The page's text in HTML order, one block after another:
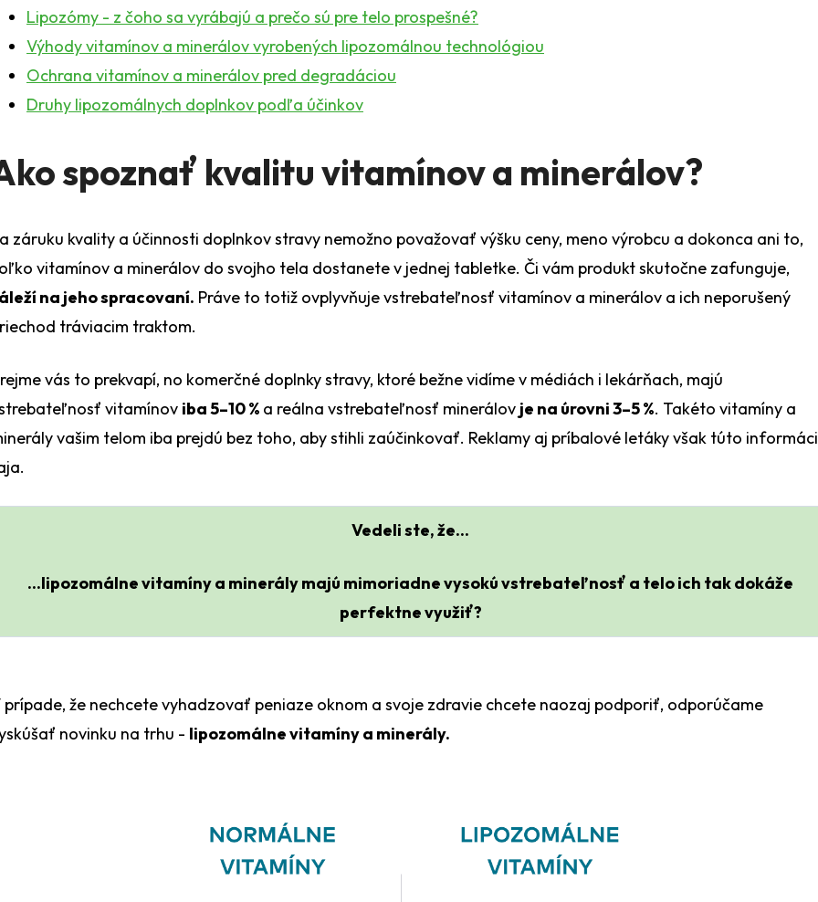
Lipozómy - z čoho sa vyrábajú a prečo sú pre telo prospešné?
Výhody vitamínov a minerálov vyrobených lipozomálnou technológiou
Ochrana vitamínov a minerálov pred degradáciou
Druhy lipozomálnych doplnkov podľa účinkov
spoznať kvalitu vitamínov a minerálov?
záruku kvality a účinnosti doplnkov stravy nemožno považovať výšku ceny, meno výrobcu a dokonca ani to,
vitamínov a minerálov do svojho tela dostanete v jednej tabletke. Či vám produkt skutočne zafunguje,
na jeho spracovaní. Práve to totiž ovplyvňuje vstrebateľnosť vitamínov a minerálov a ich neporušený
tráviacim traktom.
vás to prekvapí, no komerčné doplnky stravy, ktoré bežne vidíme v médiách i lekárňach, majú
vitamínov iba 5–10 % a reálna vstrebateľnosť minerálov je na úrovni 3–5 %. Takéto vitamíny a
vašim telom iba prejdú bez toho, aby stihli zaúčinkovať. Reklamy aj príbalové letáky však túto
Vedeli ste, že...
...lipozomálne vitamíny a minerály majú mimoriadne vysokú vstrebateľnosť a telo ich tak dokáže
perfektne využiť?
prípade, že nechcete vyhadzovať peniaze oknom a svoje zdravie chcete naozaj podporiť, odporúčame
novinku na trhu - lipozomálne vitamíny a minerály.
Máte otázku?